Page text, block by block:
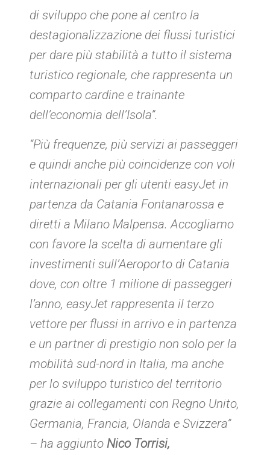
di sviluppo che pone al centro la
destagionalizzazione dei flussi turistici
per dare più stabilità a tutto il sistema
turistico regionale, che rappresenta un
comparto cardine e trainante
dell’economia dell’Isola”.
“Più frequenze, più servizi ai passeggeri
e quindi anche più coincidenze con voli
internazionali per gli utenti easyJet in
partenza da Catania Fontanarossa e
diretti a Milano Malpensa. Accogliamo
con favore la scelta di aumentare gli
investimenti sull’Aeroporto di Catania
dove, con oltre 1 milione di passeggeri
l’anno, easyJet rappresenta il terzo
vettore per flussi in arrivo e in partenza
e un partner di prestigio non solo per la
mobilità sud-nord in Italia, ma anche
per lo sviluppo turistico del territorio
grazie ai collegamenti con Regno Unito,
Germania, Francia, Olanda e Svizzera”
– ha aggiunto Nico Torrisi,